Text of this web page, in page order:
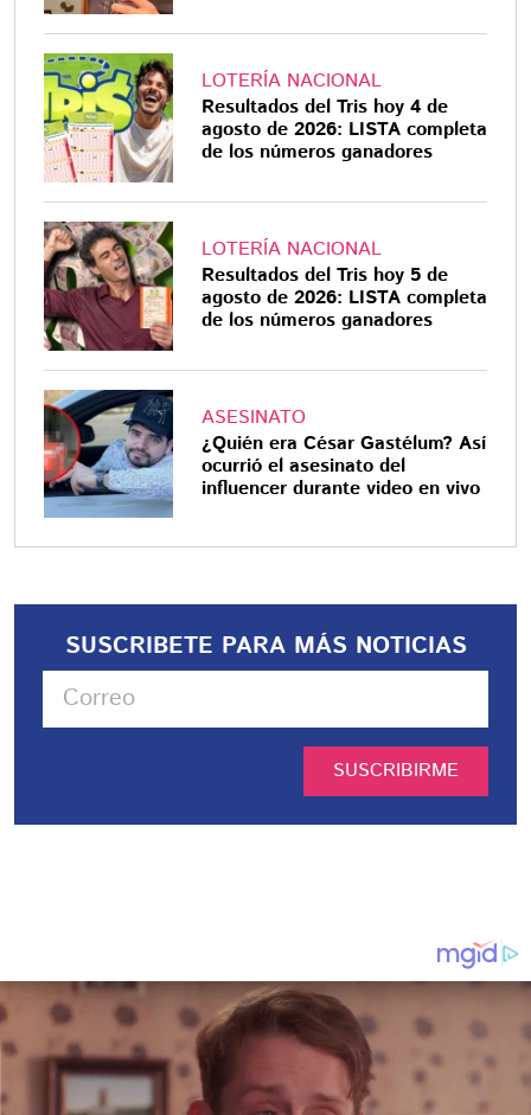
LOTERÍA NACIONAL
Resultados del Tris hoy 4 de
agosto de 2026: LISTA completa
de los números ganadores
LOTERÍA NACIONAL
Resultados del Tris hoy 5 de
agosto de 2026: LISTA completa
de los números ganadores
ASESINATO
¿Quién era César Gastélum? Así
ocurrió el asesinato del
influencer durante video en vivo
SUSCRIBETE PARA MÁS NOTICIAS
SUSCRIBIRME